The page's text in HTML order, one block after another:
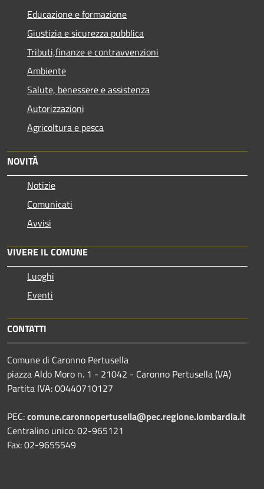
Educazione e formazione
Giustizia e sicurezza pubblica
Tributi,finanze e contravvenzioni
Ambiente
Salute, benessere e assistenza
Autorizzazioni
Agricoltura e pesca
NOVITÀ
Notizie
Comunicati
Avvisi
VIVERE IL COMUNE
Luoghi
Eventi
CONTATTI
Comune di Caronno Pertusella
piazza Aldo Moro n. 1 - 21042 - Caronno Pertusella (VA)
Partita IVA: 00440710127
PEC:comune.caronnopertusella@pec.regione.lombardia.it
Centralino unico: 02-965121
Fax: 02-9655549